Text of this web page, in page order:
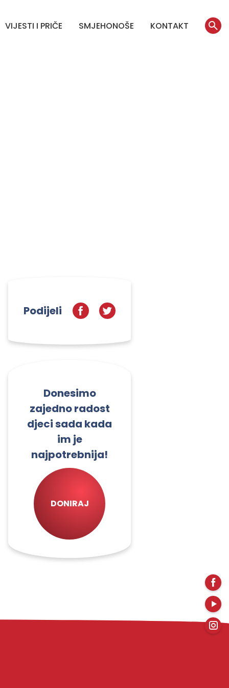
VIJESTI I PRIČE SMJEHONOŠE KONTAKT
Podijeli
Donesimo
zajedno radost
djeci sada kada
im je
najpotrebnija!
DONIRAJ